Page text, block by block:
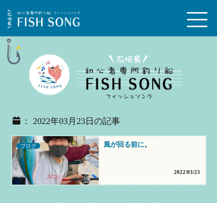
： 2022年03月23日の記事
ブログ 風が回る前に。
2022/03/23